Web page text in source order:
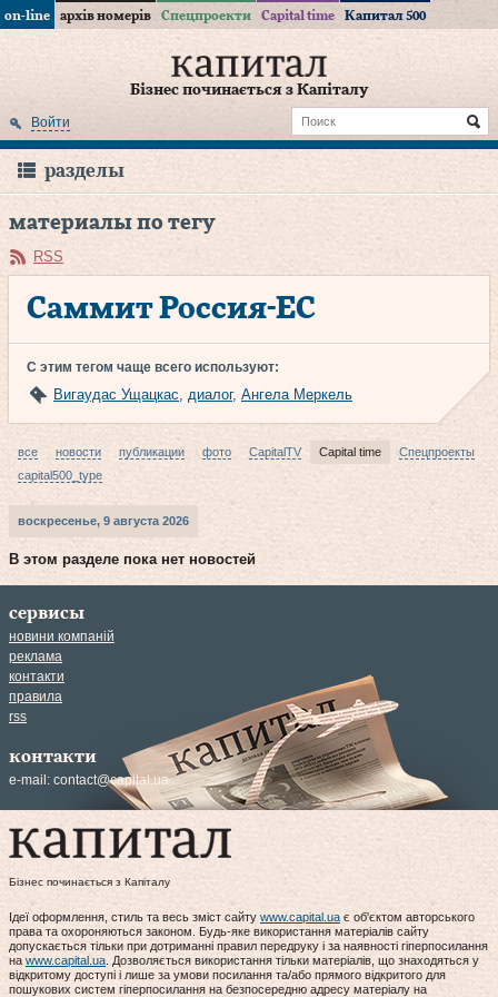
on-line архів номерів Спецпроекти Capital time Капитал 500
Бізнес починається з Капіталу
Войти
разделы
материалы по тегу
RSS
Саммит Россия-ЕС
С этим тегом чаще всего используют:
Вигаудас Ущацкас, диалог, Ангела Меркель
все новости публикации фото CapitalTV Capital time
Спецпроекты
capital500_type
воскресенье, 9 августа 2026
В этом разделе пока нет новостей
сервисы
новини компаній
реклама
контакти
правила
rss
контакти
e-mail: contact@capital.ua
Бізнес починається з Капіталу
Ідеї оформлення, стиль та весь зміст сайту www.capital.ua є об'єктом авторського
права та охороняються законом. Будь-яке використання матеріалів сайту
допускається тільки при дотриманні правил передруку і за наявності гіперпосилання
на www.capital.ua . Дозволяється використання тільки матеріалів, що знаходяться у
відкритому доступі і лише за умови посилання та/або прямого відкритого для
пошукових систем гіперпосилання на безпосередню адресу матеріалу на